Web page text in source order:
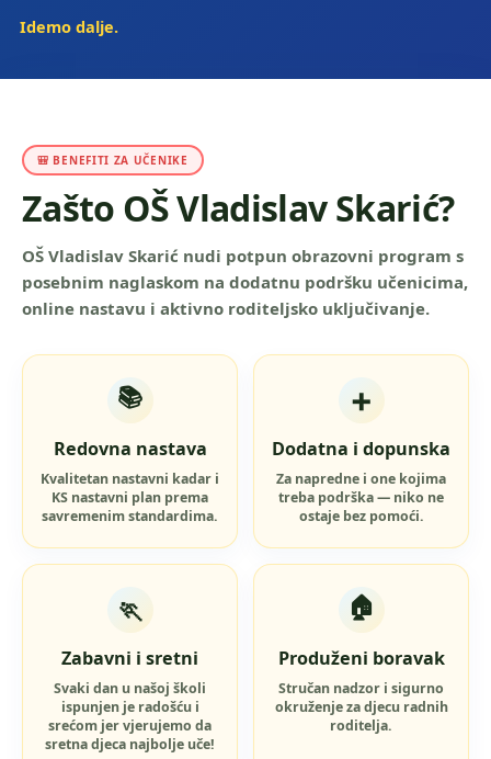
Idemo dalje.
🎒 BENEFITI ZA UČENIKE
Zašto OŠ Vladislav Skarić?
OŠ Vladislav Skarić nudi potpun obrazovni program s
posebnim naglaskom na dodatnu podršku učenicima,
online nastavu i aktivno roditeljsko uključivanje.
📚
Redovna nastava
Kvalitetan nastavni kadar i
KS nastavni plan prema
savremenim standardima.
➕
Dodatna i dopunska
Za napredne i one kojima
treba podrška — niko ne
ostaje bez pomoći.
🏃
Zabavni i sretni
Svaki dan u našoj školi
ispunjen je radošću i
srećom jer vjerujemo da
sretna djeca najbolje uče!
🏠
Produženi boravak
Stručan nadzor i sigurno
okruženje za djecu radnih
roditelja.